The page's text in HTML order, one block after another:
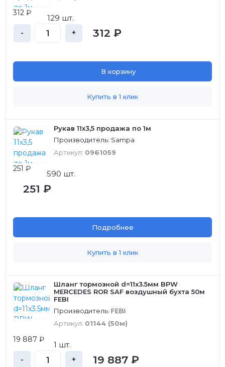
312 ₽
129 шт.
- + 312 ₽
В корзину
Купить в 1 клик
Рукав 11х3,5 продажа по 1м
Производитель: Sampa
Артикул: 0961059
251 ₽
590 шт.
251 ₽
Подробнее
Купить в 1 клик
Шланг тормозной d=11x3.5мм BPW
MERCEDES ROR SAF воздушный бухта 50м
FEBI
Производитель: FEBI
Артикул: 01144 (50м)
19 887 ₽
1 шт.
- + 19 887 ₽